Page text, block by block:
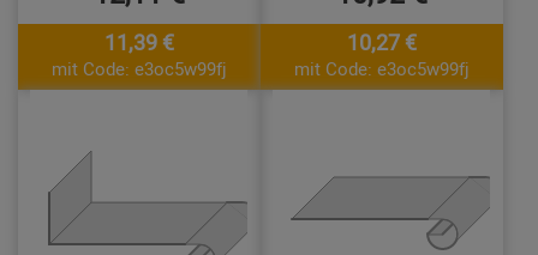
11,39 €
mit Code: e3oc5w99fj
10,27 €
mit Code: e3oc5w99fj